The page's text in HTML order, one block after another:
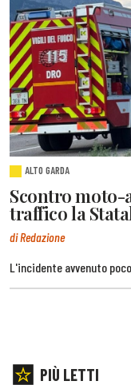
ALTO GARDA
Scontro moto-
traffico la
di Redazione
L'incidente avvenuto
PIÙ LETTI